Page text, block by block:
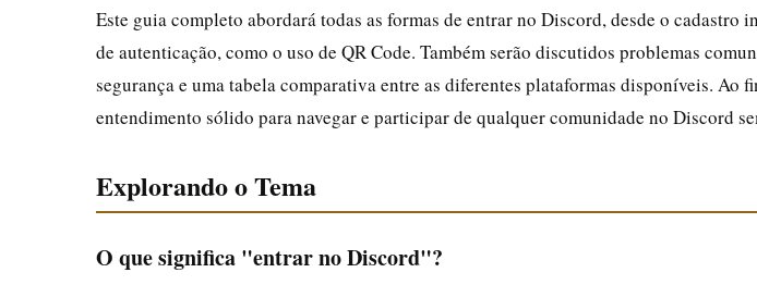
Este guia completo abordará todas as formas de entrar no Discord, desde o cadastro
de autenticação, como o uso de QR Code. Também serão discutidos problemas
segurança e uma tabela comparativa entre as diferentes plataformas disponíveis. Ao
entendimento sólido para navegar e participar de qualquer comunidade no Discord
Explorando o Tema
O que significa "entrar no Discord"?